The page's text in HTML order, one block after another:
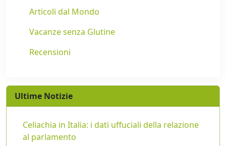
Articoli dal Mondo
Vacanze senza Glutine
Recensioni
Ultime Notizie
Celiachia in Italia: i dati uffuciali della relazione
al parlamento